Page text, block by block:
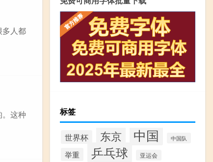
多人都
这种
标签
世界杯 东京 中国 中国队
举重 乒乓球 亚运会